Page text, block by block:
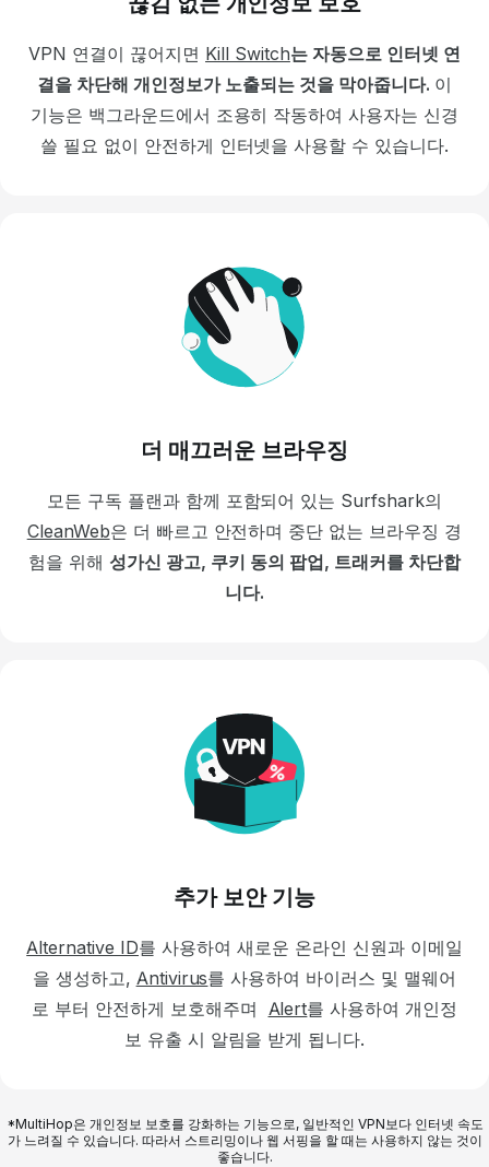
VPN 연결이 끊어지면 Kill Switch는자동으로 인터넷 연
결을 차단해 개인정보가 노출되는 것을 막아줍니다. 이
기능은 백그라운드에서 조용히 작동하여 사용자는 신경
쓸 필요 없이 안전하게 인터넷을 사용할 수 있습니다.
더 매끄러운 브라우징
모든 구독 플랜과 함께 포함되어 있는 Surfshark의
CleanWeb은 더 빠르고 안전하며 중단 없는 브라우징 경
험을 위해 성가신 광고, 쿠키 동의 팝업, 트래커를 차단합
니다.
추가 보안 기능
Alternative ID를 사용하여 새로운 온라인 신원과 이메일
을 생성하고, Antivirus를 사용하여 바이러스 및 맬웨어
로 부터 안전하게 보호해주며 Alert를 사용하여 개인정
보 유출 시 알림을 받게 됩니다.
*MultiHop은 개인정보 보호를 강화하는 기능으로, 일반적인 VPN보다 인터넷 속도
가 느려질 수 있습니다. 따라서 스트리밍이나 웹 서핑을 할 때는 사용하지 않는 것이
좋습니다.